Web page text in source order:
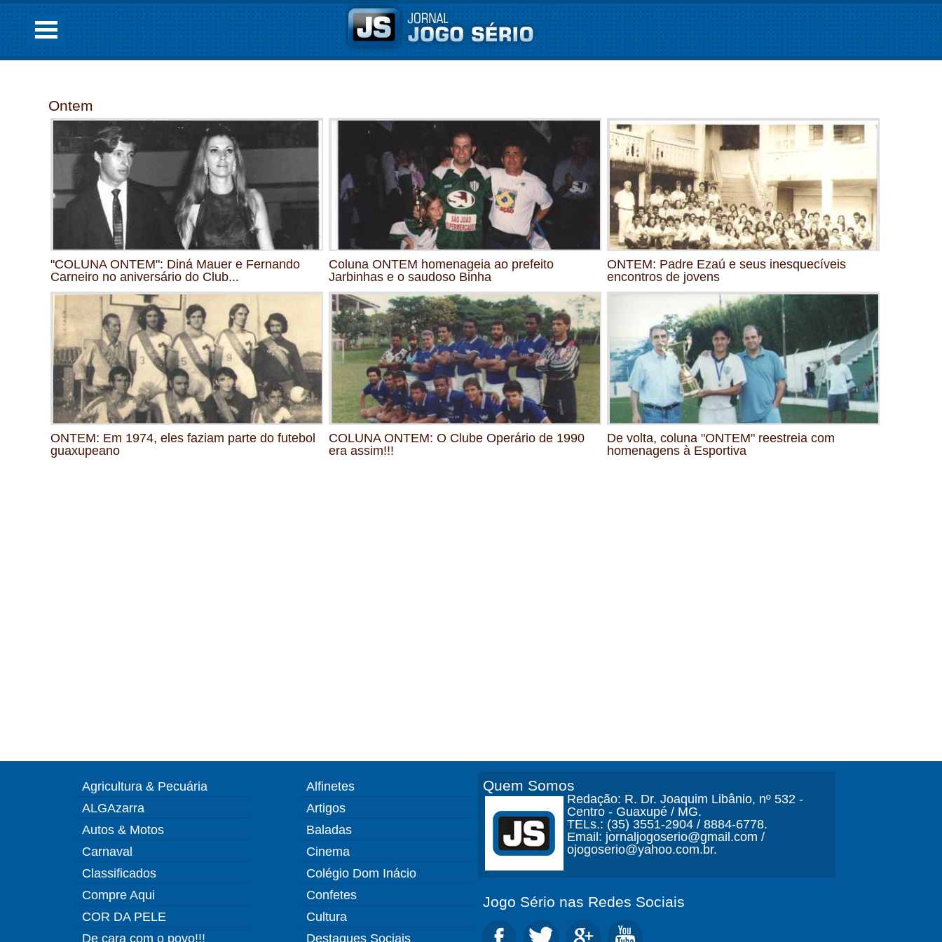
Ontem
"COLUNA ONTEM": Diná Mauer e Fernando
Carneiro no aniversário do Club...
Coluna ONTEM homenageia ao prefeito
Jarbinhas e o saudoso Binha
ONTEM: Padre Ezaú e seus inesquecíveis
encontros de jovens
ONTEM: Em 1974, eles faziam parte do futebol
guaxupeano
COLUNA ONTEM: O Clube Operário de 1990
era assim!!!
De volta, coluna "ONTEM" reestreia com
homenagens à Esportiva
Agricultura & Pecuária
ALGAzarra
Autos & Motos
Carnaval
Classificados
Compre Aqui
COR DA PELE
De cara com o povo!!!
Alfinetes
Artigos
Baladas
Cinema
Colégio Dom Inácio
Confetes
Cultura
Destaques Sociais
Quem Somos
Redação: R. Dr. Joaquim Libânio, nº 532 -
Centro - Guaxupé / MG.
TELs.: (35) 3551-2904 / 8884-6778.
Email: jornaljogoserio@gmail.com /
ojogoserio@yahoo.com.br.
Jogo Sério nas Redes Sociais